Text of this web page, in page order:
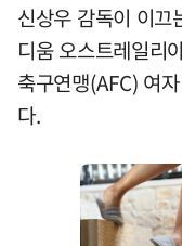
신상우 감독이 이
디움 오스트레일리
축구연맹(AFC) 여
다.